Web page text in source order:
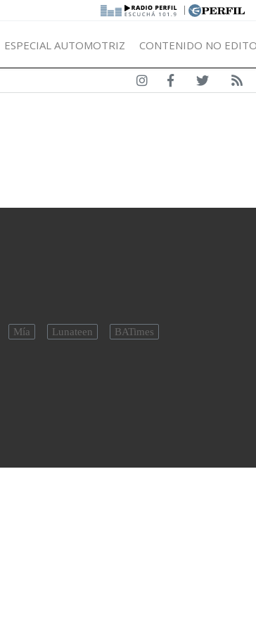
|
ESPECIAL AUTOMOTRIZ CONTENIDO NO
Mía Lunateen BATimes